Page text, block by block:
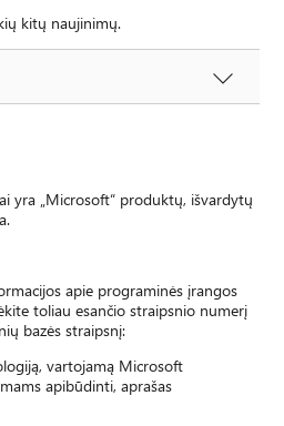
kitų naujinimų.
yra „Microsoft“ produktų, išvardytų
apie programinės įrangos
toliau esančio straipsnio numerį
bazės straipsnį:
vartojamą Microsoft
apibūdinti, aprašas